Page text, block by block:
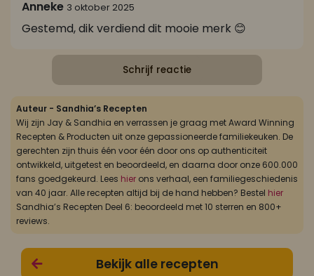
Anneke 3 oktober 2025
Gestemd, dik verdiend dit mooie merk 😊
Schrijf reactie
Auteur - Sandhia’s Recepten
Wij zijn Jay & Sandhia en verrassen je graag met Award Winning
Recepten & Producten uit onze gepassioneerde familiekeuken. De
gerechten zijn thuis één voor één door ons op authenticiteit
ontwikkeld, uitgetest en beoordeeld, en daarna door onze 600.000
fans goedgekeurd. Lees hier ons verhaal, een familiegeschiedenis
van 40 jaar. Alle recepten altijd bij de hand hebben? Bestel hier
Sandhia’s Recepten Deel 6: beoordeeld met 10 sterren en 800+
reviews.
Bekijk alle recepten